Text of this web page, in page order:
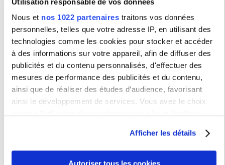
Nous et nos 1022 partenaires traitons vos données
personnelles, telles que votre adresse IP, en utilisant des
technologies comme les cookies pour stocker et accéder
à des informations sur votre appareil, afin de diffuser des
publicités et du contenu personnalisés, d'effectuer des
mesures de performance des publicités et du contenu,
ainsi que de réaliser des études d’audience, favorisant
ainsi le développement de services. Vous avez le choix
moment en consultant la Déclaration relative aux cookies
ou en cliquant sur l'icône de confidentialité.
Afficher les détails
Autoriser tous les cookies
La charte de l'utilisation des mails
Assistance informatique
Vous avez rencontré un problème avec vos outils informatiques ou vous
avez besoin d'aide. Merci de renseigner le formulaire dédié surnotre
gestionnaire de ticket .
Comment créer un ticket :
Mode d'emploi papier
Mode d'emploi en vidéo